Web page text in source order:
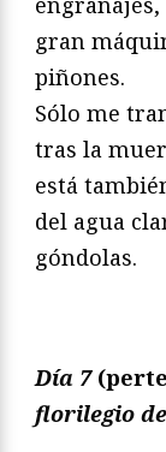
gran
piñones.
Sólo me
tras la
está
del agua
góndolas.
Día 7
florilegio